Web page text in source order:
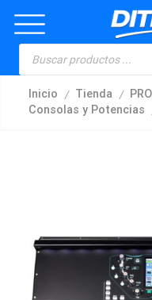
Inicio / Tienda /
Consolas y Potencias